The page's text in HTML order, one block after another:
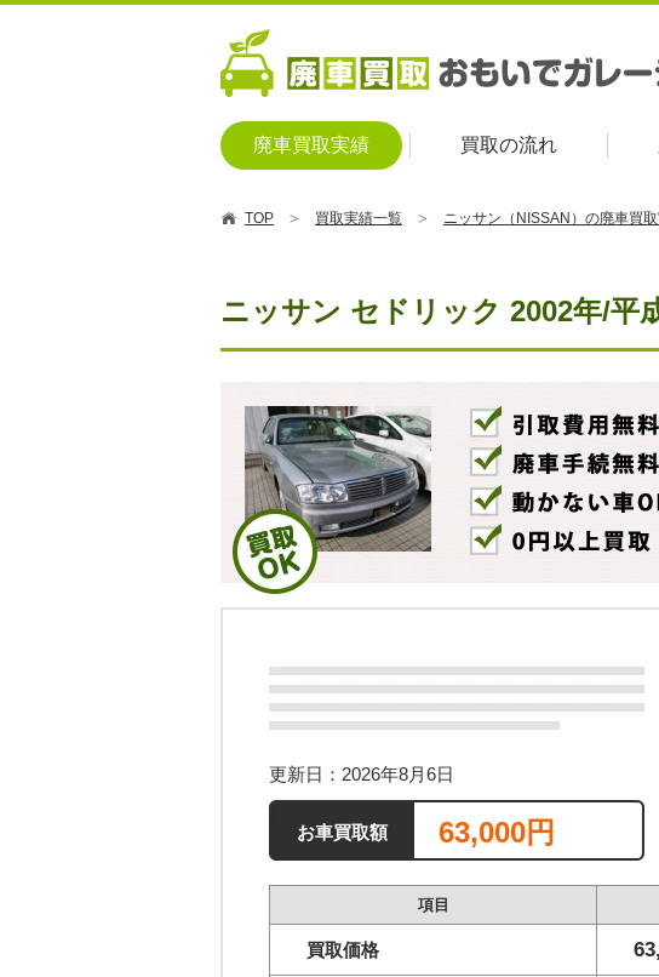
廃車買取実績 買取の流れ
TOP 買取実績一覧 ニッサン（NISSAN）の廃車買
ニッサン セドリック 2002年/平
更新日：2026年8月6日
お車買取額 63,000円
項目
買取価格